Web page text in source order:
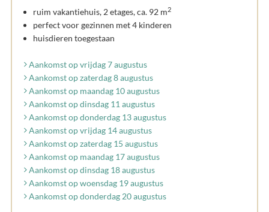
ruim vakantiehuis, 2 etages, ca. 92 m2
perfect voor gezinnen met 4 kinderen
huisdieren toegestaan
Aankomst op vrijdag 7 augustus
Aankomst op zaterdag 8 augustus
Aankomst op maandag 10 augustus
Aankomst op dinsdag 11 augustus
Aankomst op donderdag 13 augustus
Aankomst op vrijdag 14 augustus
Aankomst op zaterdag 15 augustus
Aankomst op maandag 17 augustus
Aankomst op dinsdag 18 augustus
Aankomst op woensdag 19 augustus
Aankomst op donderdag 20 augustus